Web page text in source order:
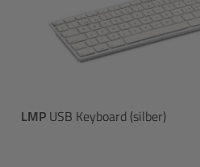
LMP USB Keyboard (silber)